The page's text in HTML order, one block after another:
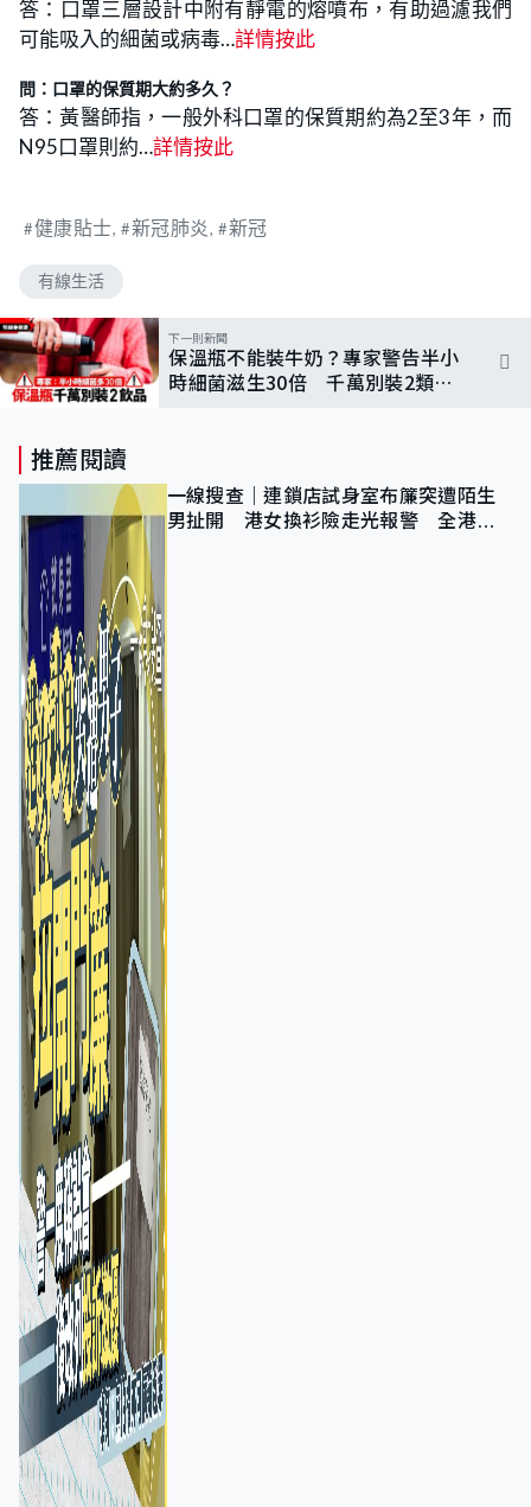
答：口罩三層設計中附有靜電的熔噴布，有助過濾我們
可能吸入的細菌或病毒…詳情按此
問：口罩的保質期大約多久？
答：黃醫師指，一般外科口罩的保質期約為2至3年，而
N95口罩則約…詳情按此
健康貼士 新冠肺炎 新冠
有線生活
下一則新聞
保溫瓶不能裝牛奶？專家警告半小
時細菌滋生30倍 千萬別裝2類飲
推薦閱讀
一線搜查｜連鎖店試身室布簾突遭陌生
男扯開 港女換衫險走光報警 全港分